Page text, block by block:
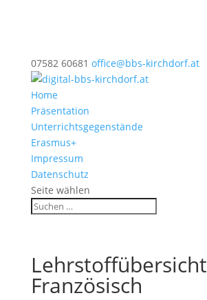
07582 60681 office@bbs-kirchdorf.at
Home
Präsentation
Unterrichtsgegenstände
Erasmus+
Impressum
Datenschutz
Seite wählen
Lehrstoffübersicht
Französisch